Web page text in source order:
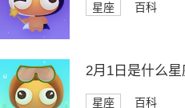
星座 百科
2月1日是什么星
星座 百科